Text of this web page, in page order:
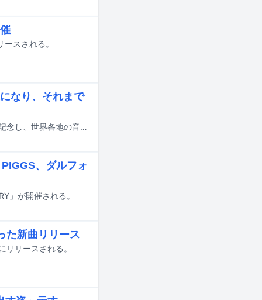
スされる。
なり、それまで
ジョン・ケージが作曲した無音の曲「4'33"」が初演されて70年を迎えたことを記念し、世界各地の音のない曲を紹介していく「無音ミュージックガイド」。前編では無音であることにメッセージ性を感じさせる曲を網羅したが、後編ではCD時代、そしてネット配信の時代になって新たに生まれた無音トラックの使われた方など、さまざまな無音の曲について書いていこうと思う。
、ダルフォ
」が開催される。
た新曲リリース
リースされる。